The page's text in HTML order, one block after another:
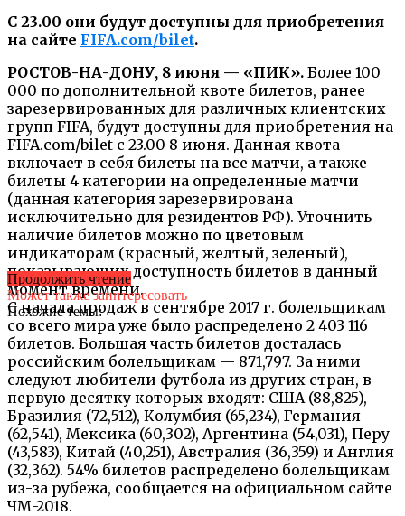
С 23.00 они будут доступны для приобретения
на сайте FIFA.com/bilet.
РОСТОВ-НА-ДОНУ, 8 июня — «ПИК». Более 100
000 по дополнительной квоте билетов, ранее
зарезервированных для различных клиентских
групп FIFA, будут доступны для приобретения на
FIFA.com/bilet с 23.00 8 июня. Данная квота
включает в себя билеты на все матчи, а также
билеты 4 категории на определенные матчи
(данная категория зарезервирована
исключительно для резидентов РФ). Уточнить
наличие билетов можно по цветовым
индикаторам (красный, желтый, зеленый),
показывающих доступность билетов в данный
момент времени.
С начала продаж в сентябре 2017 г. болельщикам
со всего мира уже было распределено 2 403 116
билетов. Большая часть билетов досталась
российским болельщикам — 871,797. За ними
следуют любители футбола из других стран, в
первую десятку которых входят: США (88,825),
Бразилия (72,512), Колумбия (65,234), Германия
(62,541), Мексика (60,302), Аргентина (54,031), Перу
(43,583), Китай (40,251), Австралия (36,359) и Англия
(32,362). 54% билетов распределено болельщикам
из-за рубежа, сообщается на официальном сайте
ЧМ-2018.
Продолжить чтение
Может также заинтересовать
Похожие темы: